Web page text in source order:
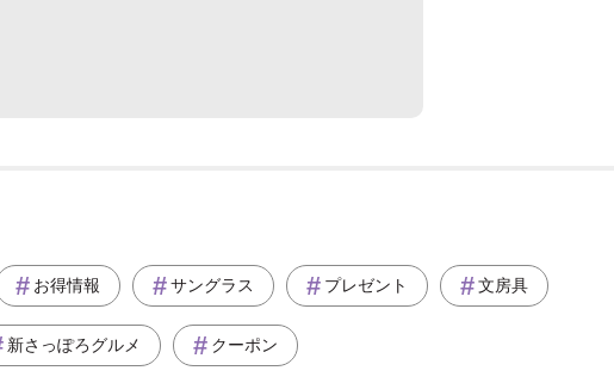
お得情報 サングラス プレゼント 文房具
新さっぽろグルメ クーポン